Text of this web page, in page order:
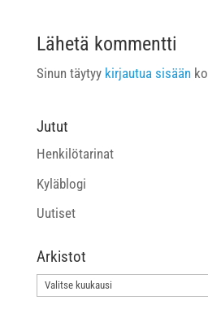
Lähetä kommentti
Sinun täytyy kirjautua sisään
Jutut
Henkilötarinat
Kyläblogi
Uutiset
Arkistot
Arkistot